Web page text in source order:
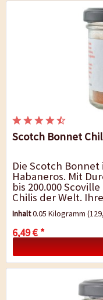
Scotch Bonnet
Die Scotch
Habaneros. Mit
bis 200.000
Chilis der Welt.
Früchte haben ein...
Inhalt0.05 Kilogramm
6,49 € *